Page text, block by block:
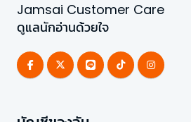
Jamsai Customer Care
ดูแลนักอ่านด้วยใจ